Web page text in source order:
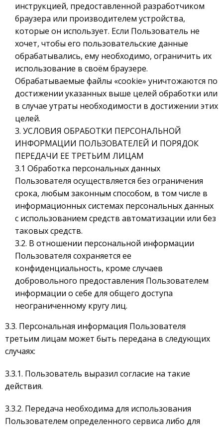
инструкцией, предоставленной разработчиком
браузера или производителем устройства,
которые он использует. Если Пользователь не
хочет, чтобы его пользовательские данные
обрабатывались, ему необходимо, ограничить их
использование в своём браузере.
Обрабатываемые файлы «cookie» уничтожаются по
достижении указанных выше целей обработки или
в случае утраты необходимости в достижении этих
целей.
3. УСЛОВИЯ ОБРАБОТКИ ПЕРСОНАЛЬНОЙ
ИНФОРМАЦИИ ПОЛЬЗОВАТЕЛЕЙ И ПОРЯДОК
ПЕРЕДАЧИ ЕЕ ТРЕТЬИМ ЛИЦАМ
3.1 Обработка персональных данных
Пользователя осуществляется без ограничения
срока, любым законным способом, в том числе в
информационных системах персональных данных
с использованием средств автоматизации или без
таковых средств.
3.2. В отношении персональной информации
Пользователя сохраняется ее
конфиденциальность, кроме случаев
добровольного предоставления Пользователем
информации о себе для общего доступа
неограниченному кругу лиц.
3.3. Персональная информация Пользователя
третьим лицам может быть передана в следующих
случаях:
3.3.1. Пользователь выразил согласие на такие
действия.
3.3.2. Передача необходима для использования
Пользователем определенного сервиса либо для